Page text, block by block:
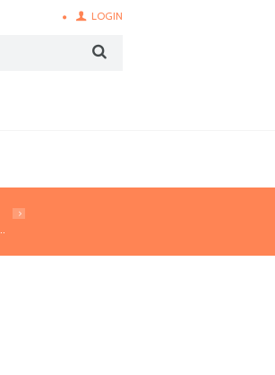
LOGIN